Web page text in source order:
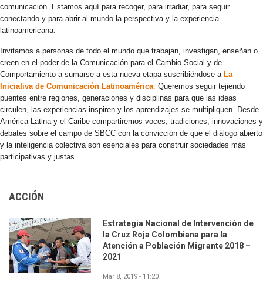
comunicación. Estamos aquí para recoger, para irradiar, para seguir
conectando y para abrir al mundo la perspectiva y la experiencia
latinoamericana.
Invitamos a personas de todo el mundo que trabajan, investigan, enseñan o
creen en el poder de la Comunicación para el Cambio Social y de
Comportamiento a sumarse a esta nueva etapa suscribiéndose a La
Iniciativa de Comunicación Latinoamérica. Queremos seguir tejiendo
puentes entre regiones, generaciones y disciplinas para que las ideas
circulen, las experiencias inspiren y los aprendizajes se multipliquen. Desde
América Latina y el Caribe compartiremos voces, tradiciones, innovaciones y
debates sobre el campo de SBCC con la convicción de que el diálogo abierto
y la inteligencia colectiva son esenciales para construir sociedades más
participativas y justas.
ACCIÓN
Estrategia Nacional de Intervención de
la Cruz Roja Colombiana para la
Atención a Población Migrante 2018 –
2021
Mar 8, 2019 - 11:20